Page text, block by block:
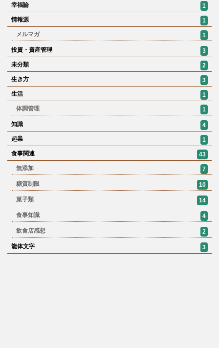
幸福論
1
情報源
1
メルマガ
1
投資・資産管理
3
未分類
2
生き方
3
生活
1
体調管理
1
知識
4
起業
1
食事関連
43
無添加
7
糖質制限 10
菓子類 14
食事知識 4
飲食店感想 2
龍体文字 3